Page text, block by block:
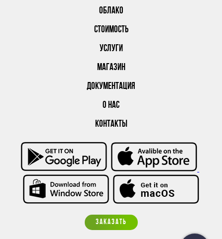
ОБЛАКО
СТОИМОСТЬ
УСЛУГИ
МАГАЗИН
ДОКУМЕНТАЦИЯ
О НАС
КОНТАКТЫ
ЗАКАЗАТЬ